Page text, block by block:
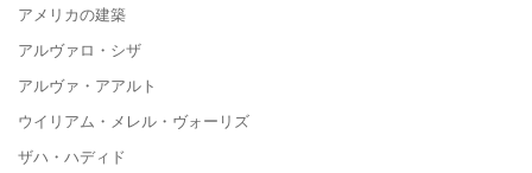
アメリカの建築
アルヴァロ・シザ
アルヴァ・アアルト
ウイリアム・メレル・ヴォーリズ
ザハ・ハディド